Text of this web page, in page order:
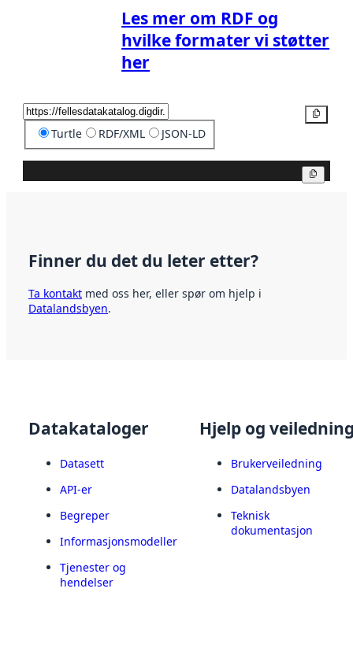
Les mer om RDF og
hvilke formater vi støtter
her
Turtle RDF/XML JSON-LD
Finner du det du leter etter?
Ta kontakt med oss her, eller spør om hjelp i
Datalandsbyen.
Datakataloger
Datasett
API-er
Begreper
Informasjonsmodeller
Tjenester og
hendelser
Hjelp og
Brukerveiledning
Datalandsbyen
Teknisk
dokumentasjon